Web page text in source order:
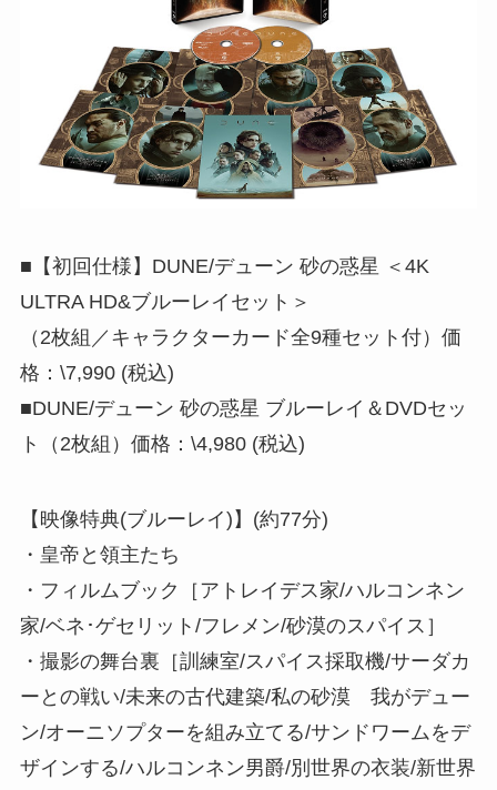
■【初回仕様】DUNE/デューン 砂の惑星 ＜4K
ULTRA HD&ブルーレイセット＞
（2枚組／キャラクターカード全9種セット付）価
格：\7,990 (税込)
■DUNE/デューン 砂の惑星 ブルーレイ＆DVDセッ
ト（2枚組）価格：\4,980 (税込)
【映像特典(ブルーレイ)】(約77分)
・皇帝と領主たち
・フィルムブック［アトレイデス家/ハルコンネン
家/ベネ･ゲセリット/フレメン/砂漠のスパイス］
・撮影の舞台裏［訓練室/スパイス採取機/サーダカ
ーとの戦い/未来の古代建築/私の砂漠 我がデュー
ン/オーニソプターを組み立てる/サンドワームをデ
ザインする/ハルコンネン男爵/別世界の衣装/新世界